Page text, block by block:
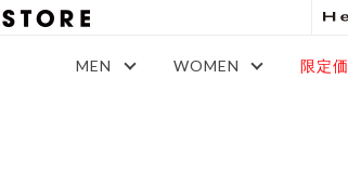
MEN WOMEN 限定